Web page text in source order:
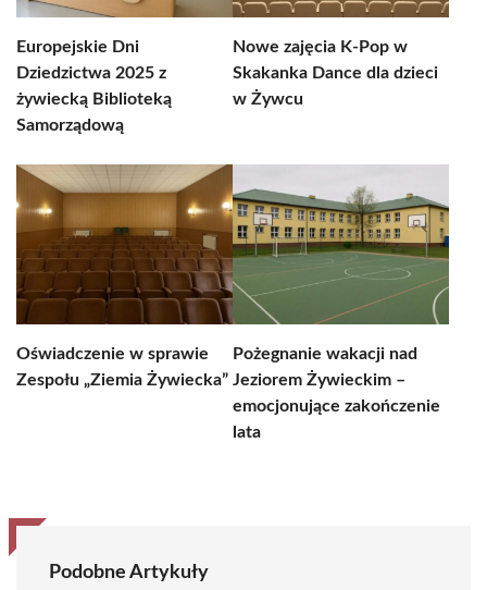
Europejskie Dni
Dziedzictwa 2025 z
żywiecką Biblioteką
Samorządową
Nowe zajęcia K-Pop w
Skakanka Dance dla dzieci
w Żywcu
Oświadczenie w sprawie
Zespołu „Ziemia Żywiecka”
Pożegnanie wakacji nad
Jeziorem Żywieckim –
emocjonujące zakończenie
lata
Podobne Artykuły